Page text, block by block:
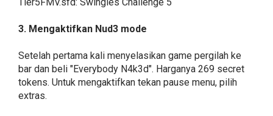
Tier5FMV.sfd: Swingles Challenge 5
3. Mengaktifkan Nud3 mode
Setelah pertama kali menyelasikan game pergilah ke
bar dan beli "Everybody N4k3d". Harganya 269 secret
tokens. Untuk mengaktifkan tekan pause menu, pilih
extras.